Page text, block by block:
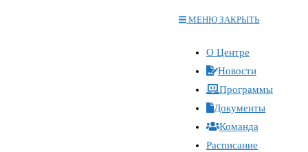
МЕНЮ ЗАКРЫТЬ
кнопку,
чтобы
развернуть
свернуть
меню
О Центре
Новости
Программы
Документы
Команда
Расписание